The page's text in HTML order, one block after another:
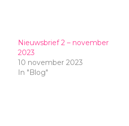
Nieuwsbrief 2 – november
2023
10 november 2023
In "Blog"